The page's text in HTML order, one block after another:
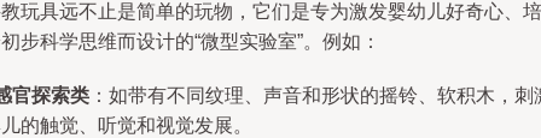
玩具远不止是简单的玩物，它们是专为激发婴幼儿好奇心、培
步科学思维而设计的“微型实验室”。例如：
官探索类 ：如带有不同纹理、声音和形状的摇铃、软积木，刺
的触觉、听觉和视觉发展。